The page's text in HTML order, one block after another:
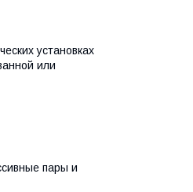
установках
или
пары и